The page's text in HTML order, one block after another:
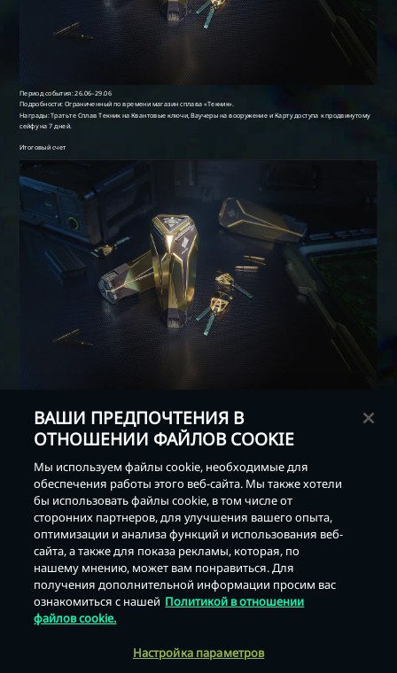
ВАШИ ПРЕДПОЧТЕНИЯ В
ОТНОШЕНИИ ФАЙЛОВ COOKIE
Мы используем файлы cookie, необходимые для
обеспечения работы этого веб-сайта. Мы также хотели
бы использовать файлы cookie, в том числе от
сторонних партнеров, для улучшения вашего опыта,
оптимизации и анализа функций и использования веб-
сайта, а также для показа рекламы, которая, по
нашему мнению, может вам понравиться. Для
получения дополнительной информации просим вас
ознакомиться с нашей Политикой в отношении
файлов cookie.
Настройка параметров